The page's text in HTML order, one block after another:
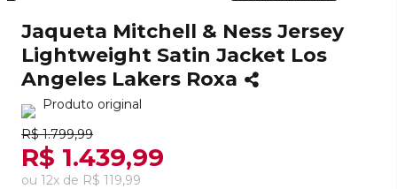
Jaqueta Mitchell & Ness Jersey
Lightweight Satin Jacket Los
Angeles Lakers Roxa
Produto original
R$ 1.799,99
R$ 1.439,99
ou 12x de R$ 119,99